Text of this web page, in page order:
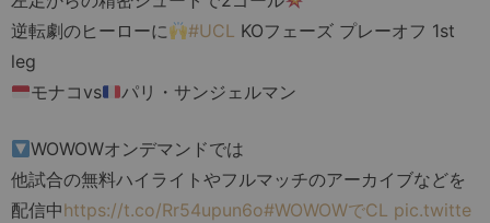
逆転劇のヒーローに
#UCL KOフェーズ プレーオフ 1st
leg
モナコvs
パリ・サンジェルマン
WOWOWオンデマンドでは
他試合の無料ハイライトやフルマッチのアーカイブなどを
配信中https://t.co/Rr54upun6o#WOWOWでCL pic.twitte